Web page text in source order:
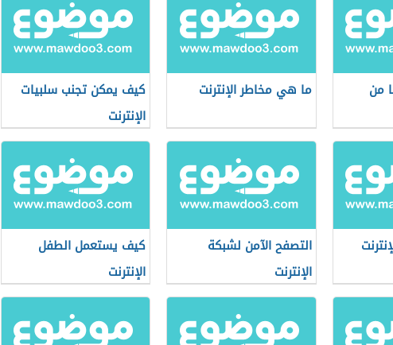
من
ما هي مخاطر الإنترنت
كيف يمكن تجنب سلبيات
الإنترنت
التصفح الآمن لشبكة
الإنترنت
كيف يستعمل الطفل
الإنترنت